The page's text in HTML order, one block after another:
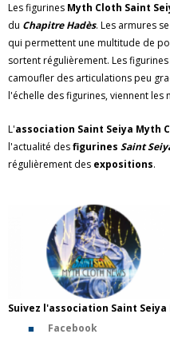
Les figurines Myth Cloth Saint
du Chapitre Hadès. Les armures
qui permettent une multitude de
sortent régulièrement. Les
camoufler des articulations peu
l'échelle des figurines, viennent les
L'association Saint Seiya Myth
l'actualité desfigurines Saint
régulièrement des expositions.
Suivez l'association Saint
Facebook